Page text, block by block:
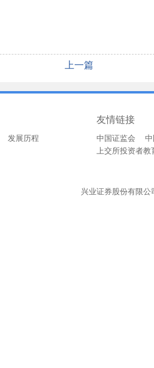
上一篇
发展历程
友情链接
中国证监会
上交所投资者教
兴业证券股份有限